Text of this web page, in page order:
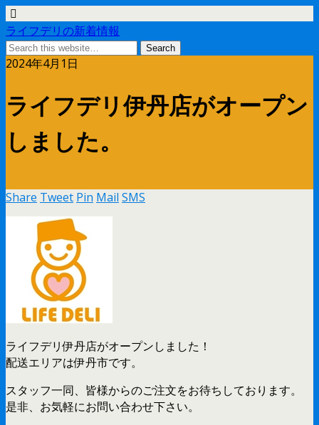
ライフデリの新着情報
2024年4月1日
ライフデリ伊丹店がオープン
しました。
Share Tweet Pin Mail SMS
ライフデリ伊丹店がオープンしました！
配送エリアは伊丹市です。
スタッフ一同、皆様からのご注文をお待ちしております。
是非、お気軽にお問い合わせ下さい。